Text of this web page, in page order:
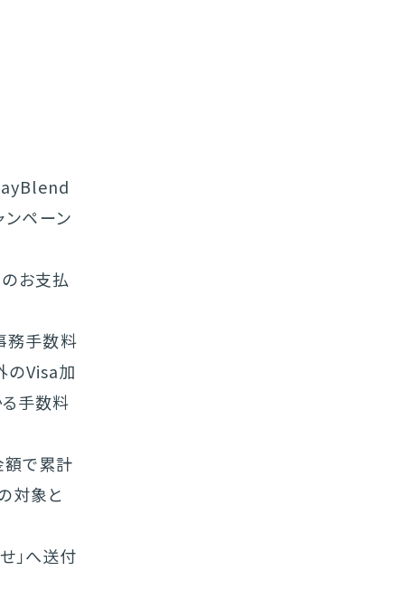
ンペーン
お支払
務手数料
のVisa加
手数料
で累計
対象と
」へ送付